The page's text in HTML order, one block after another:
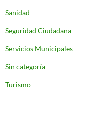
Sanidad
Seguridad Ciudadana
Servicios Municipales
Sin categoría
Turismo